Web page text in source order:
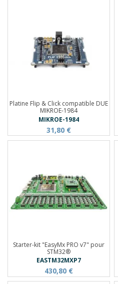
Platine Flip & Click compatible DUE
MIKROE-1984
MIKROE-1984
31,80 €
Starter-kit "EasyMx PRO v7" pour
STM32®
EASTM32MXP7
430,80 €